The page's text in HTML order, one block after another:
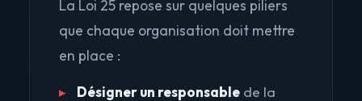
La Loi 25 repose sur quelques piliers
que chaque organisation doit mettre
en place :
Désigner un responsablede la